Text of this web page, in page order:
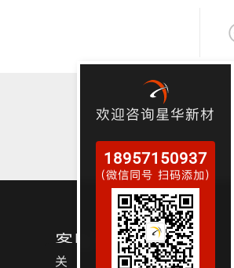
客服电话/微信
关
欢迎咨询星华新材
18957150937
（微信同号 扫码添加）